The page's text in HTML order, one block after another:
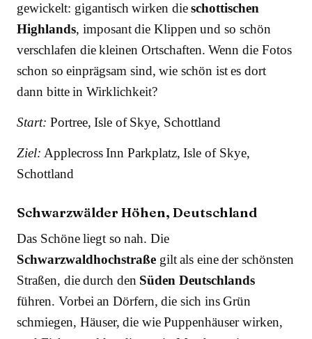
gewickelt: gigantisch wirken dieschottischen
Highlands, imposant die Klippen und so schön
verschlafen die kleinen Ortschaften. Wenn die Fotos
schon so einprägsam sind, wie schön ist es dort
dann bitte in Wirklichkeit?
Start: Portree, Isle of Skye, Schottland
Ziel: Applecross Inn Parkplatz, Isle of Skye,
Schottland
Schwarzwälder Höhen, Deutschland
Das Schöne liegt so nah. Die
Schwarzwaldhochstraße gilt als eine der schönsten
Straßen, die durch den Süden Deutschlands
führen. Vorbei an Dörfern, die sich ins Grün
schmiegen, Häuser, die wie Puppenhäuser wirken,